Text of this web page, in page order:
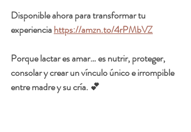
Disponible ahora para transformar tu
experiencia https://amzn.to/4rPMbVZ
Porque lactar es amar… es nutrir, proteger,
consolar y crear un vínculo único e irrompible
entre madre y su cría. 💕